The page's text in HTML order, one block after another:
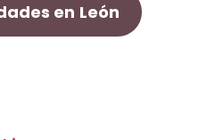
en León